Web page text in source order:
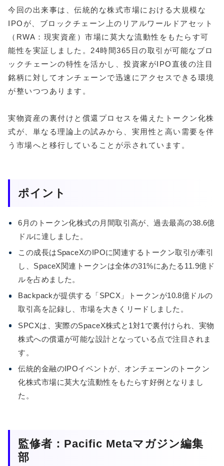
今回の出来事は、伝統的な株式市場における大規模な
IPOが、ブロックチェーン上のリアルワールドアセット
（RWA：現実資産）市場に莫大な流動性をもたらす可
能性を実証しました。24時間365日の取引が可能なブロ
ックチェーンの特性を活かし、投資家がIPO直後の注目
銘柄に対してオンチェーンで迅速にアクセスできる環境
が整いつつあります。
実物資産の裏付けと償還プロセスを備えたトークン化株
式が、単なる理論上の試みから、実用性と高い需要を伴
う市場へと移行していることが示されています。
ポイント
6月のトークン化株式の月間取引高が、過去最高の38.6億
ドルに達しました。
この成長はSpaceXのIPOに関連するトークン取引が牽引
し、SpaceX関連トークンは全体の31%にあたる11.9億ド
ルを占めました。
Backpackが提供する「SPCX」トークンが10.8億ドルの
取引高を記録し、市場を大きくリードしました。
SPCXは、実際のSpaceX株式と1対1で裏付けられ、実物
株式への償還が可能な設計となっている点で注目されま
す。
伝統的金融のIPOイベントが、オンチェーンのトークン
化株式市場に莫大な流動性をもたらす好例となりまし
た。
監修者：Pacific Metaマガジン編集
部